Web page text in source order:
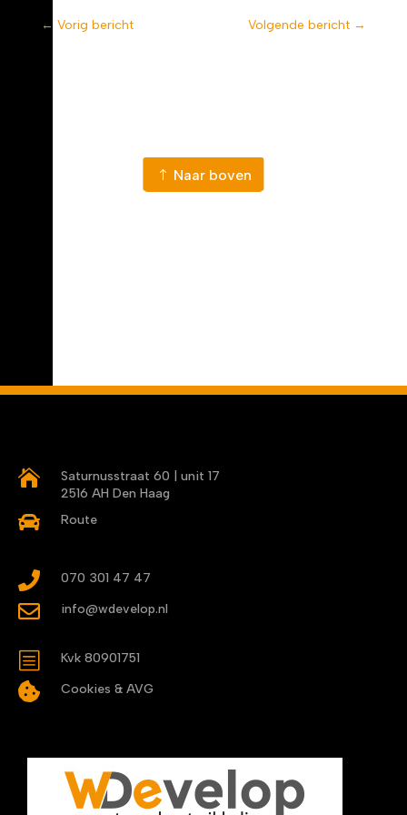
← Vorig bericht Volgende bericht →
Naar nieuws
Naar boven

Saturnusstraat 60 | unit 17
2516 AH Den Haag
 Route
 070 301 47 47
 info@wdevelop.nl
b Kvk 80901751
 Cookies & AVG